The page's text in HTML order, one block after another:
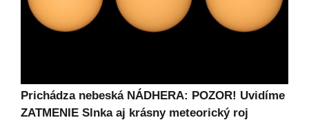
Prichádza nebeská NÁDHERA: POZOR! Uvidíme
ZATMENIE Slnka aj krásny meteorický roj